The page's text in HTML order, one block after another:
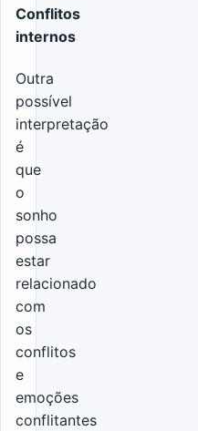
Conflitos
internos
Outra
possível
interpretação
é
que
o
sonho
possa
estar
relacionado
com
os
conflitos
e
emoções
conflitantes